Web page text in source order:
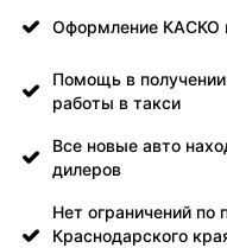
Оформление КАСКО
Помощь в получении
работы в такси
Все новые авто
дилеров
Нет ограничений по
Краснодарского